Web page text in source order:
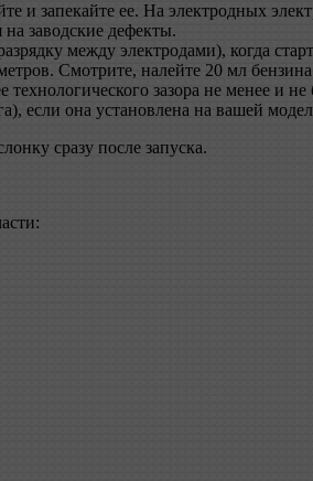
и запекайте ее. На электродных
заводские дефекты.
между электродами), когда
Смотрите, налейте 20 мл бензина
технологического зазора не менее и
если она установлена ​​на вашей
сразу после запуска.